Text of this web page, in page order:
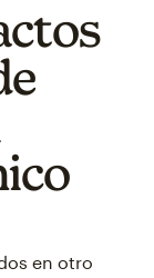
en otro